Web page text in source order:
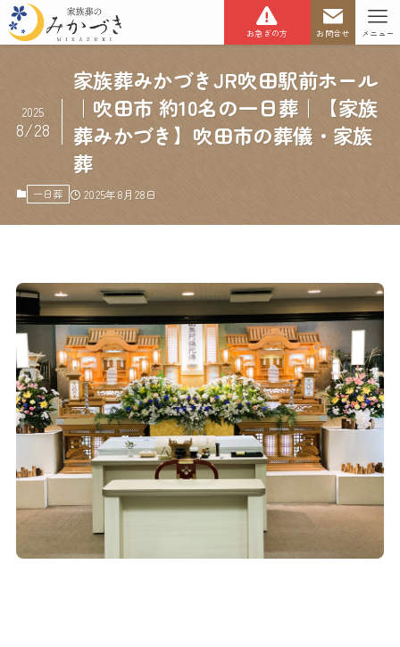
お急ぎの方 お問合せ メニュー
家族葬みかづきJR吹田駅前ホール
｜吹田市 約10名の一日葬｜【家族
葬みかづき】吹田市の葬儀・家族
葬
2025
8/28
一日葬 2025年8月28日